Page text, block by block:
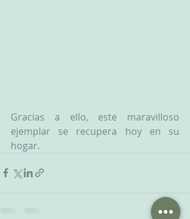
Gracias a ello, este maravilloso
ejemplar se recupera hoy en su
hogar.